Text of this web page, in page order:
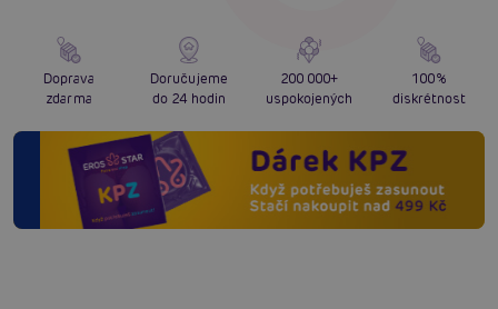
Doprava
zdarma
Doručujeme
do 24 hodin
200 000+
uspokojených
100%
diskrétnost